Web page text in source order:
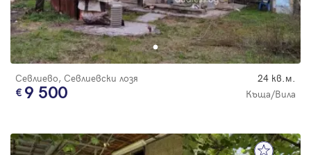
Севлиево, Севлиевски лозя 24 кв.м.
9 500 Къща/Вила